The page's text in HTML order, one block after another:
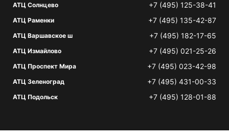
АТЦ Солнцево +7 (495) 125-38-41
АТЦ Раменки +7 (495) 135-42-87
АТЦ Варшавское ш +7 (495) 182-17-65
АТЦ Измайлово +7 (495) 021-25-26
АТЦ Проспект Мира +7 (495) 023-42-98
АТЦ Зеленоград +7 (495) 431-00-33
АТЦ Подольск +7 (495) 128-01-88